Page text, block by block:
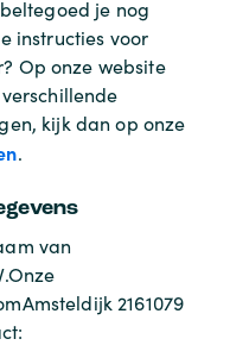
je nog
instructies voor
Op onze website
kijk dan op onze
.
van
Onze
Amsteldijk 2161079